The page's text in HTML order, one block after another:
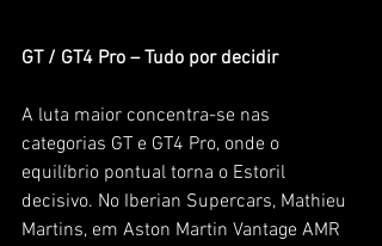
GT / GT4 Pro – Tudo por decidir
A luta maior concentra-se nas
categorias GT e GT4 Pro, onde o
equilíbrio pontual torna o Estoril
decisivo. No Iberian Supercars, Mathieu
Martins, em Aston Martin Vantage AMR